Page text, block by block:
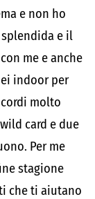
e non ho
e il
me e anche
indoor per
molto
card e due
Per me
stagione
che ti aiutano